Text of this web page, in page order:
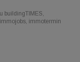
buildingTIMES,
immotermin